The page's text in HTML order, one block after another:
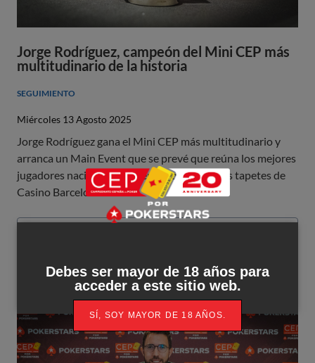
Jorge Rodríguez, campeón del Mini CEP más
multitudinario de la historia
SEGUIMIENTO
Miércoles 13 Agosto 2025
Jorge Rodríguez gana el Mini CEP más multitudinario y
arranca un Main Event que se prevé que reúna los mejores
jugadores nacionales e internacionales en los tapetes de
Casino Barcelona.
Debes ser mayor de 18 años para
acceder a este sitio web.
SÍ, SOY MAYOR DE 18 AÑOS.